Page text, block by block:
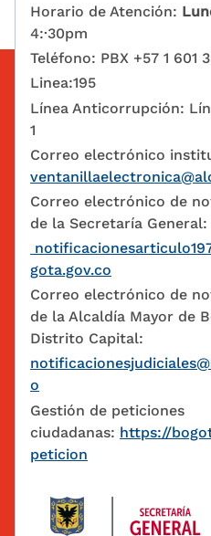
Horario de Atención:
4:·30pm
Teléfono: PBX +57 1 601
Linea:195
Línea Anticorrupción:
1
Correo electrónico
Correo electrónico de
de la Secretaría General:
gota.gov.co
Correo electrónico de
de la Alcaldía Mayor de
Distrito Capital:
o
Gestión de peticiones
ciudadanas: https://
peticion